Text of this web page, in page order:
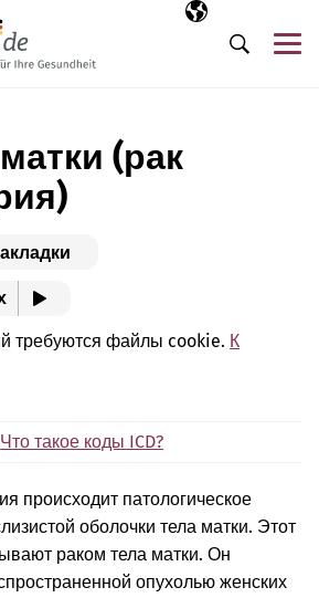
Выбранный
RU
Поиск
(рак
требуются файлы cookie. К
Что такое коды ICD?
происходит патологическое
оболочки тела матки. Этот
раком тела матки. Он
опухолью женских